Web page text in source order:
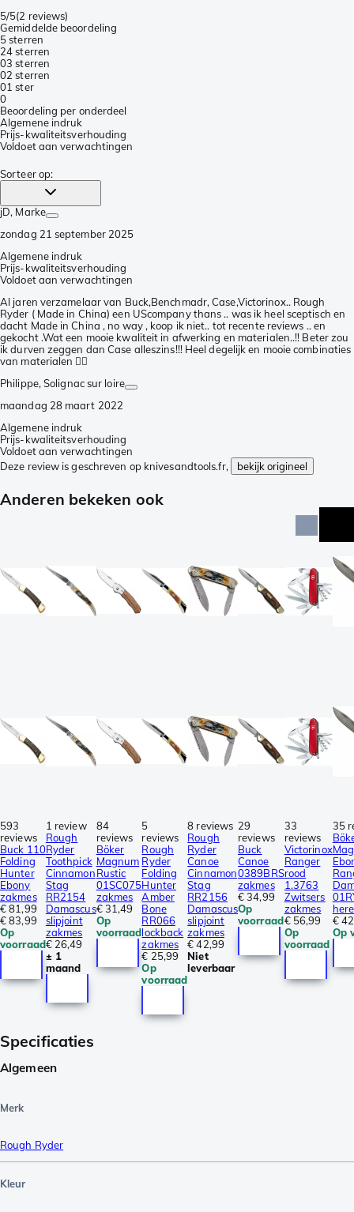
5/5(2 reviews)
Gemiddelde beoordeling
5 sterren
24 sterren
03 sterren
02 sterren
01 ster
0
Beoordeling per onderdeel
Algemene indruk
Prijs-kwaliteitsverhouding
Voldoet aan verwachtingen
Sorteer op:
jD, Marke
zondag 21 september 2025
Algemene indruk
Prijs-kwaliteitsverhouding
Voldoet aan verwachtingen
Al jaren verzamelaar van Buck,Benchmadr, Case,Victorinox.. Rough
Ryder ( Made in China) een UScompany thans .. was ik heel sceptisch en
dacht Made in China , no way , koop ik niet.. tot recente reviews .. en
gekocht .Wat een mooie kwaliteit in afwerking en materialen..!! Beter zou
ik durven zeggen dan Case alleszins!!! Heel degelijk en mooie combinaties
van materialen 👍🏼
Philippe, Solignac sur loire
maandag 28 maart 2022
Algemene indruk
Prijs-kwaliteitsverhouding
Voldoet aan verwachtingen
Deze review is geschreven op knivesandtools.fr,
bekijk origineel
Anderen bekeken ook
593
reviews
Buck 110
Folding
Hunter
Ebony
zakmes
€ 81,99
€ 83,99
Op
voorraad
1 review
Rough
Ryder
Toothpick
Cinnamon
Stag
RR2154
Damascus
slipjoint
zakmes
€ 26,49
± 1
maand
84
reviews
Böker
Magnum
Rustic
01SC075
zakmes
€ 31,49
Op
voorraad
5
reviews
Rough
Ryder
Folding
Hunter
Amber
Bone
RR066
lockback
zakmes
€ 25,99
Op
voorraad
8 reviews
Rough
Ryder
Canoe
Cinnamon
Stag
RR2156
Damascus
slipjoint
zakmes
€ 42,99
Niet
leverbaar
29
reviews
Buck
Canoe
0389BRS
zakmes
€ 34,99
Op
voorraad
33
reviews
Victorinox
Ranger
rood
1.3763
Zwitsers
zakmes
€ 56,99
Op
voorraad
35
€
Op
Specificaties
Algemeen
Merk
Rough Ryder
Kleur